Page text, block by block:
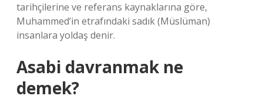
tarihçilerine ve referans kaynaklarına göre,
Muhammed’in etrafındaki sadık (Müslüman)
insanlara yoldaş denir.
Asabi davranmak ne
demek?